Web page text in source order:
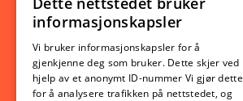
Utveksling
Opptak
Lov- og regelverk
NORWEGIAN
informasjonskapsler
Vi bruker informasjonskapsler for å
gjenkjenne deg som bruker. Dette skjer ved
hjelp av et anonymt ID-nummer Vi gjør dette
for å analysere trafikken på nettstedet, og